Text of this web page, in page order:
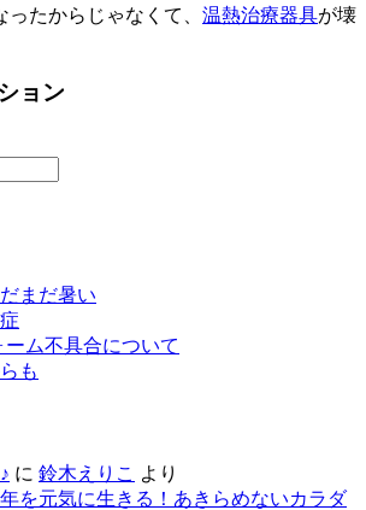
たからじゃなくて、 温熱治療器具が壊
ョン
まだ暑い
ム不具合について
も
に 鈴木えりこ より
年を元気に生きる！あきらめないカラダ